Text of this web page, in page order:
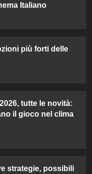
Italiano
più forti delle
tutte le novità:
il gioco nel clima
strategie, possibili